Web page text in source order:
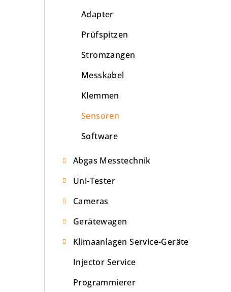
Adapter
Prüfspitzen
Stromzangen
Messkabel
Klemmen
Sensoren
Software
Abgas Messtechnik
Uni-Tester
Cameras
Gerätewagen
Klimaanlagen Service-Geräte
Injector Service
Programmierer